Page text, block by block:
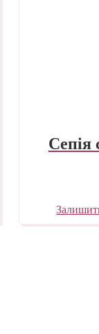
Сепія